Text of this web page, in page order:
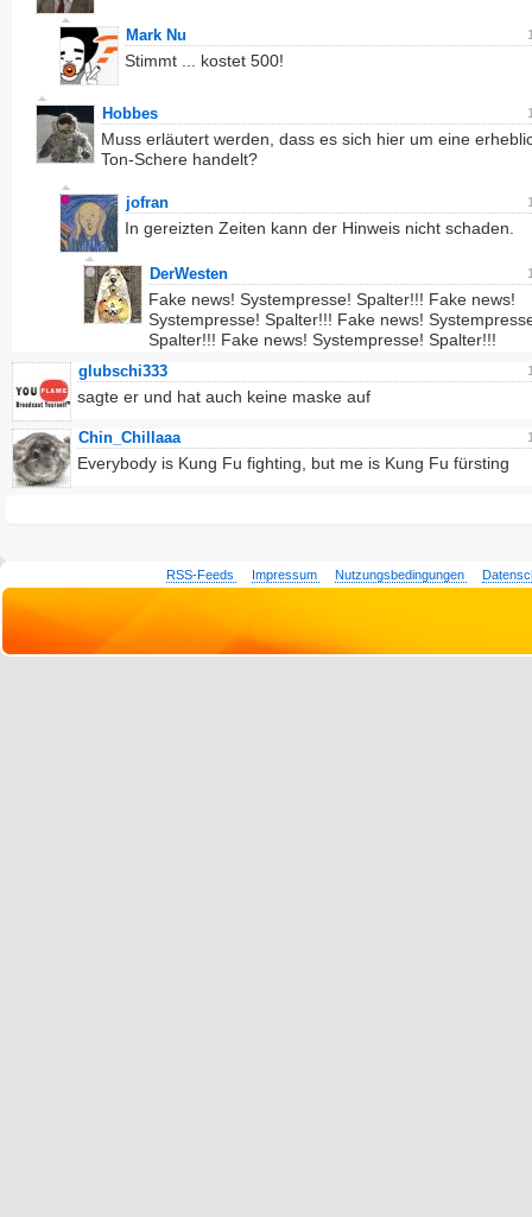
Mark Nu
Stimmt ... kostet 500!
Hobbes
Muss erläutert werden, dass es sich hier um eine
Ton-Schere handelt?
jofran
In gereizten Zeiten kann der Hinweis nicht schaden.
DerWesten
Fake news! Systempresse! Spalter!!! Fake news!
Systempresse! Spalter!!! Fake news!
Spalter!!! Fake news! Systempresse! Spalter!!!
glubschi333
sagte er und hat auch keine maske auf
Chin_Chillaaa
Everybody is Kung Fu fighting, but me is Kung Fu fürsting
RSS-Feeds Impressum Nutzungsbedingungen